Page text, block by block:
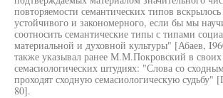
повторяемости семантических типов
устойчивого и закономерного, если бы мы
соотносить семантические типы с типами
материальной и духовной культуры" [Абаев,
также указывал ранее М.М.Покровский в своих
семасиологических штудиях: "Слова со
проходят сходную семасиологическую судьбу"
80].